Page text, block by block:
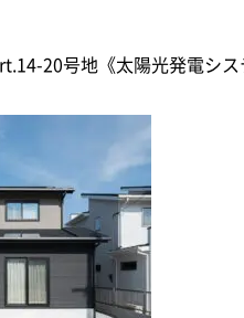
20号地《太陽光発電シス